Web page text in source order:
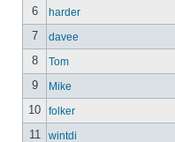
6 harder
7 davee
8 Tom
9 Mike
10 folker
11 wintdi